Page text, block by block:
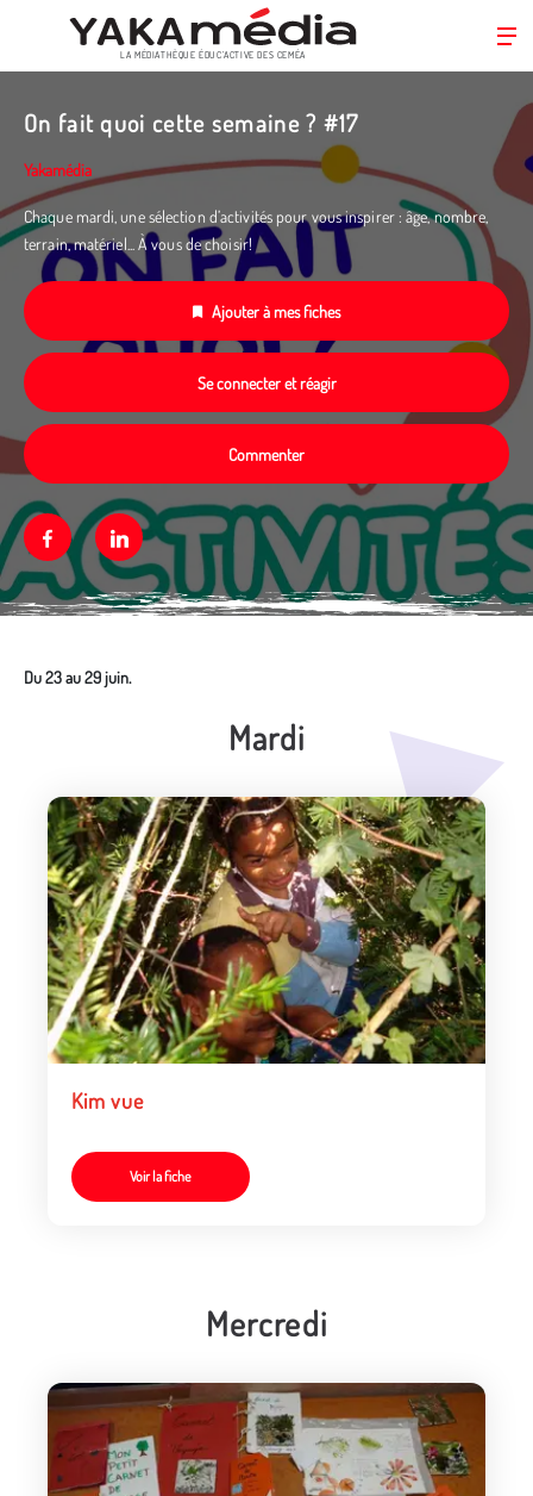
principal
LA MÉDIATHÈQUE ÉDUC’ACTIVE DES CEMÉA
On fait quoi cette semaine ? #17
Yakamédia
Chaque mardi, une sélection d’activités pour vous inspirer : âge, nombre,
terrain, matériel... À vous de choisir!
Ajouter à mes fiches
Se connecter et réagir
Commenter
FacebookLinkedin
Du 23 au 29 juin.
Mardi
Kim vue
Voir la fiche
Mercredi